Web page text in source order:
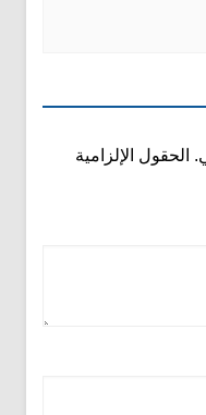
الحقول الإلزامية